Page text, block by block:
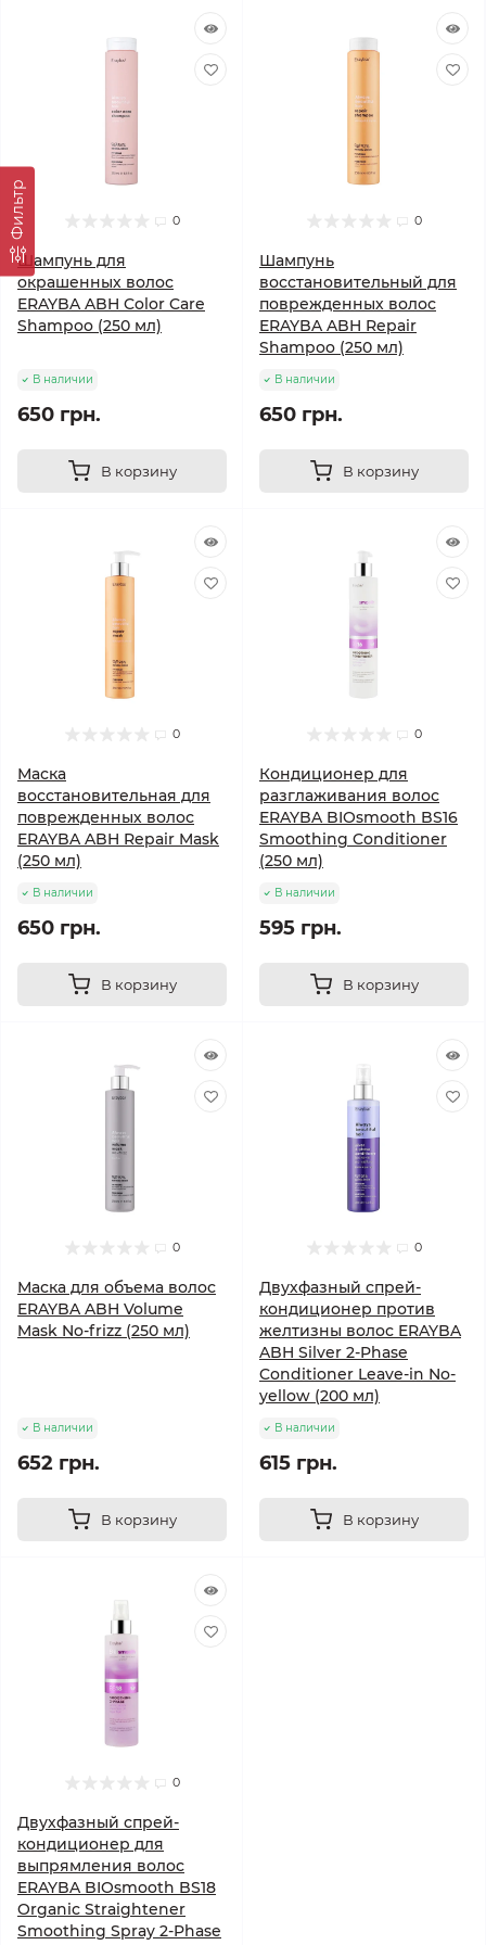
Фильтр 0
Шампунь для
окрашенных волос
ERAYBA ABH Color Care
Shampoo (250 мл)
В наличии
650 грн.
В корзину
0
Шампунь
восстановительный для
поврежденных волос
ERAYBA ABH Repair
Shampoo (250 мл)
В наличии
650 грн.
В корзину
0
Маска
восстановительная для
поврежденных волос
ERAYBA ABH Repair Mask
(250 мл)
В наличии
650 грн.
В корзину
0
Кондиционер для
разглаживания волос
ERAYBA BIOsmooth BS16
Smoothing Conditioner
(250 мл)
В наличии
595 грн.
В корзину
0
Маска для объема волос
ERAYBA ABH Volume
Mask No-frizz (250 мл)
В наличии
652 грн.
В корзину
0
Двухфазный спрей-
кондиционер против
желтизны волос ERAYBA
ABH Silver 2-Phase
Conditioner Leave-in No-
yellow (200 мл)
В наличии
615 грн.
В корзину
0
Двухфазный спрей-
кондиционер для
выпрямления волос
ERAYBA BIOsmooth BS18
Organic Straightener
Smoothing Spray 2-Phase